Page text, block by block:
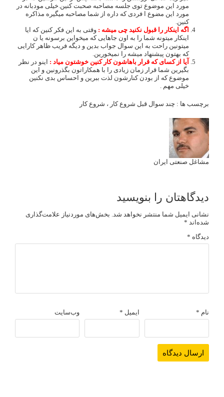
مورد این موضوع توی جلسه مصاحبه صحبت کنین.خیلی مودبانه در
مورد این مضوع ا فردی که داره از شما مصاحبه میگیره مذاکره
کنین.
اگه اینکار را قبول نکنید چی میشه : وقتی به این فکر کنین که ایا
اینکار میتونه شما را به اون جاهایی که میخواین برسونه یا ن
میتونین راحت به این سوال جواب بدین و دیگه فریب ظاهر کارایی
که بهتون پیشنهاد میشه را نمیخورین.
آیا از کسای که قرار باهاشون کار کنین خوشتون میاد : اینو در نظر
بگیرین شما قرار زمان زیادی را با همکاراتون بگذرونین و این
موضوع که از بودن کنارشون لذت ببرین و احساس بدی نکنین
خیلی مهم .
برچسب ها : چند سوال قبل شروع کار ، شروع کار
مشاغل صنعتی ایران
دیدگاهتان را بنویسید
نشانی ایمیل شما منتشر نخواهد شد. بخش‌های موردنیاز علامت‌گذاری
شده‌اند *
دیدگاه *
نام * ایمیل * وب‌سایت